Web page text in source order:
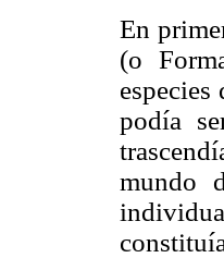
En
(o
podía
mundo